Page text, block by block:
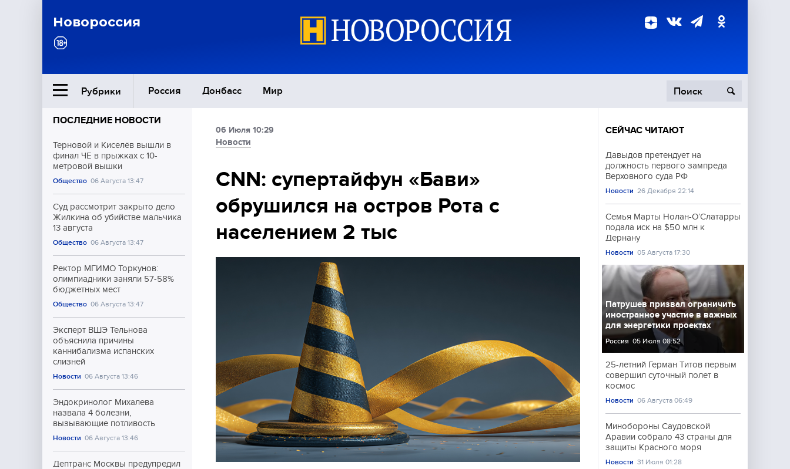
Новороссия
Рубрики Россия Донбасс Мир
Ближний Восток
Общество
Экономика
Происшествия
Культура
Спорт
ПОСЛЕДНИЕ НОВОСТИ
Терновой и Киселёв вышли в
финал ЧЕ в прыжках с 10-
метровой вышки
Общество 06 Августа 13:47
Суд рассмотрит закрыто дело
Жилкина об убийстве мальчика
13 августа
Общество 06 Августа 13:47
Ректор МГИМО Торкунов:
олимпиадники заняли 57-58%
бюджетных мест
Общество 06 Августа 13:47
Эксперт ВШЭ Тельнова
объяснила причины
каннибализма испанских
слизней
Новости 06 Августа 13:46
Эндокринолог Михалева
назвала 4 болезни,
вызывающие потливость
Новости 06 Августа 13:46
Дептранс Москвы предупредил
06 Июля 10:29
Новости
CNN: супертайфун «Бави»
обрушился на остров Рота с
населением 2 тыс
СЕЙЧАС ЧИТАЮТ
Давыдов претендует на
должность первого зампреда
Верховного суда РФ
Новости 26 Декабря 22:14
Семья Марты Нолан-О’Слатарры
подала иск на $50 млн к
Дернану
Новости 05 Августа 17:30
Патрушев призвал ограничить
иностранное участие в важных
для энергетики проектах
Россия 05 Июля 08:52
25-летний Герман Титов первым
совершил суточный полет в
космос
Новости 06 Августа 06:49
Минобороны Саудовской
Аравии собрало 43 страны для
защиты Красного моря
Новости 31 Июля 01:28